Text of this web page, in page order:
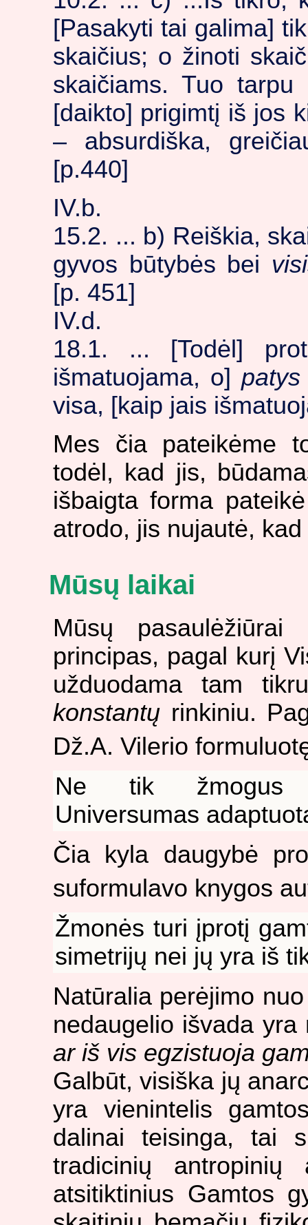
[Pasakyti tai galima]
skaičius; o žinoti
skaičiams. Tuo
[daikto] prigimtį iš jos
– absurdiška,
[p.440]
IV.b.
15.2. ... b) Reiškia,
gyvos būtybės bei
[p. 451]
IV.d.
18.1. ... [Todėl]
išmatuojama, o]
visa, [kaip jais
Mes čia pateikėme
todėl, kad jis,
išbaigta forma
atrodo, jis nujautė,
Mūsų laikai
Mūsų
principas, pagal kurį
užduodama tam
konstantų rinkiniu.
Dž.A. Vilerio
Ne tik žmogus
Universumas
Čia kyla daugybė
suformulavo knygos
Žmonės turi įprotį
simetrijų nei jų yra iš
Natūralia perėjimo
nedaugelio išvada
ar iš vis egzistuoja
Galbūt, visiška jų
yra vienintelis
dalinai teisinga, tai
tradicinių antropinių
atsitiktinius Gamtos